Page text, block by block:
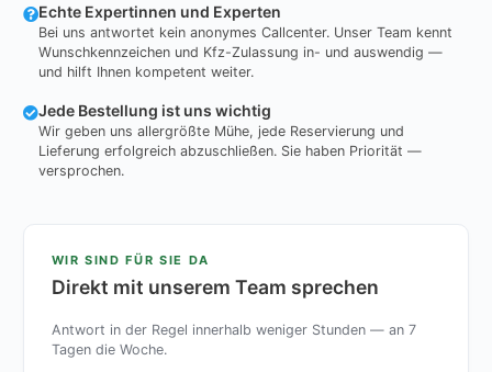
Echte Expertinnen und Experten
Bei uns antwortet kein anonymes Callcenter. Unser Team kennt
Wunschkennzeichen und Kfz-Zulassung in- und auswendig —
und hilft Ihnen kompetent weiter.
Jede Bestellung ist uns wichtig
Wir geben uns allergrößte Mühe, jede Reservierung und
Lieferung erfolgreich abzuschließen. Sie haben Priorität —
versprochen.
WIR SIND FÜR SIE DA
Direkt mit unserem Team sprechen
Antwort in der Regel innerhalb weniger Stunden — an 7
Tagen die Woche.